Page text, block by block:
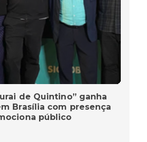
de Quintino” ganha
Brasília com presença
público